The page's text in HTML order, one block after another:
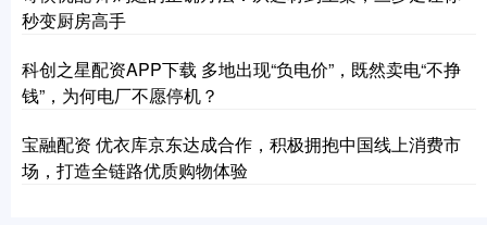
秒变厨房高手
科创之星配资APP下载 多地出现“负电价”，既然卖电“不挣
钱”，为何电厂不愿停机？
宝融配资 优衣库京东达成合作，积极拥抱中国线上消费市
场，打造全链路优质购物体验